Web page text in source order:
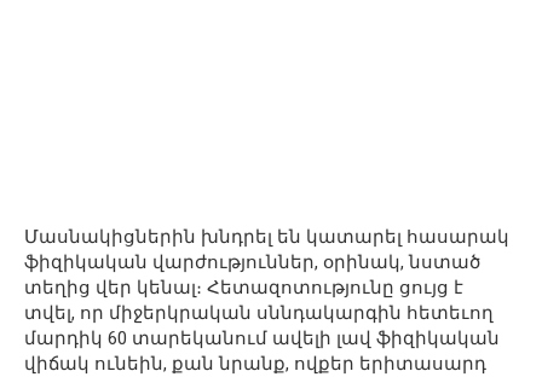
Մասնակիցներին խնդրել են կատարել հասարակ
ֆիզիկական վարժություններ, օրինակ, նստած
տեղից վեր կենալ։ Հետազոտությունը ցույց է
տվել, որ միջերկրական սննդակարգին հետեւող
մարդիկ 60 տարեկանում ավելի լավ ֆիզիկական
վիճակ ունեին, քան նրանք, ովքեր երիտասարդ